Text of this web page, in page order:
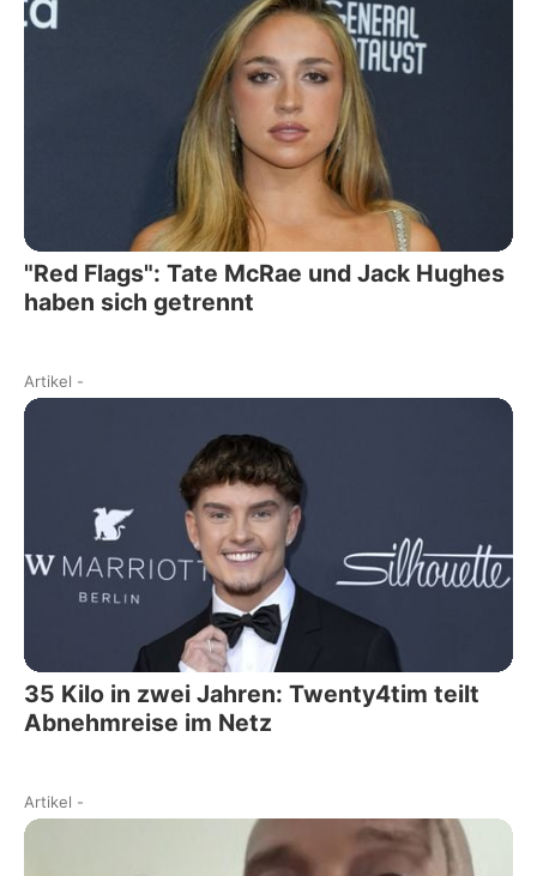
"Red Flags": Tate McRae und Jack Hughes
haben sich getrennt
Artikel -
35 Kilo in zwei Jahren: Twenty4tim teilt
Abnehmreise im Netz
Artikel -